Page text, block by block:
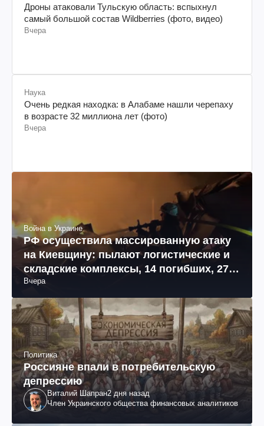
Дроны атаковали Тульскую область: вспыхнул
самый большой состав Wildberries (фото, видео)
Вчера
Наука
Очень редкая находка: в Алабаме нашли черепаху
в возрасте 32 миллиона лет (фото)
Вчера
Война в Украине
РФ осуществила массированную атаку
на Киевщину: пылают логистические и
складские комплексы, 14 погибших, 27
раненых (фото, видео)
Вчера
Политика
Россияне впали в потребительскую
депрессию
Виталий Шапран2 дня назад
Член Украинского общества финансовых аналитиков